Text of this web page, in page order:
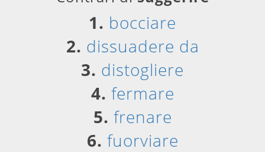
1. bocciare
2. dissuadere da
3. distogliere
4. fermare
5. frenare
6. fuorviare